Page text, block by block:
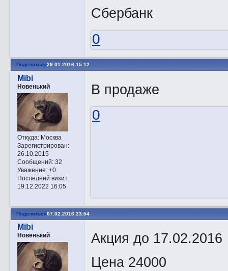
Сбербанк
0
Поделиться29.01.2016 15:12
Mibi
Новенький
Откуда:Москва
Зарегистрирован:
26.10.2015
Сообщений:32
Уважение: +0
Последний визит:
19.12.2022 16:05
В продаже
0
Поделиться07.02.2016 23:54
Mibi
Новенький
Акция до 17.02.2016
Цена 24000